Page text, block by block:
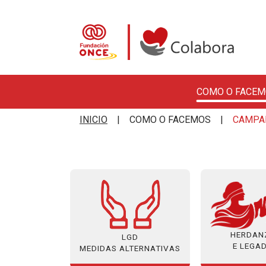
Colabora con la Fundación
COMO O
INICIO COMO O FACEMOS
LGD
MEDIDAS ALTERNATIVAS
E